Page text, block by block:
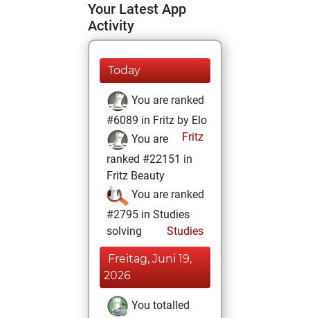
Your Latest App
Activity
Today
You are ranked
#6089 in Fritz by Elo
Fritz
You are
ranked #22151 in
Fritz Beauty
You are ranked
#2795 in Studies
solving
Studies
Freitag, Juni 19,
2026
You totalled